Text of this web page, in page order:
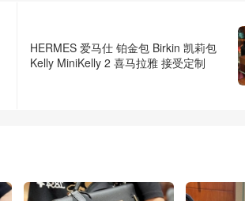
HERMES 爱马仕 铂金包 Birkin 凯莉包
Kelly MiniKelly 2 喜马拉雅 接受定制